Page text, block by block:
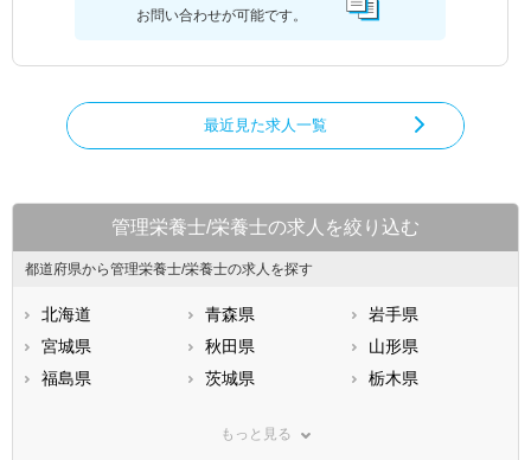
お問い合わせが可能です。
最近見た求人一覧
管理栄養士/栄養士の求人を絞り込む
都道府県から管理栄養士/栄養士の求人を探す
北海道 青森県
岩手県
宮城県
秋田県
山形県
福島県
茨城県
栃木県
神奈川県
もっと見る